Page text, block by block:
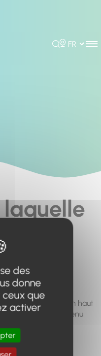
Rechercher
Choisir la
à
plus.
de recherche en haut
trouver le contenu
des
donne
ceux que
activer